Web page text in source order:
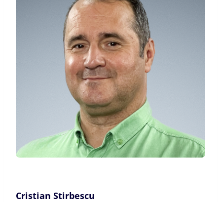
Cristian Stirbescu